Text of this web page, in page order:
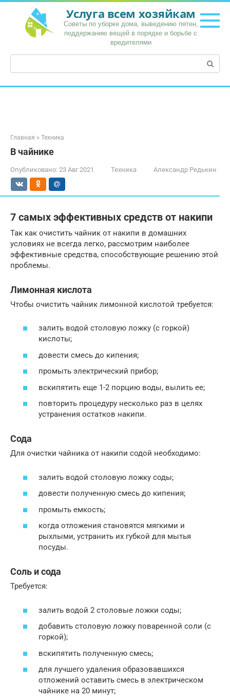
Перейти
контенту
Услуга всем хозяйкам
Советы по уборке дома, выведению пятен,
поддержанию вещей в порядке и борьбе с
вредителями
Поиск:
Главная » Техника
В чайнике
Опубликовано: 23 Авг 2021 Техника Александр Редькин
7 самых эффективных средств от накипи
Так как очистить чайник от накипи в домашних
условиях не всегда легко, рассмотрим наиболее
эффективные средства, способствующие решению этой
проблемы.
Лимонная кислота
Чтобы очистить чайник лимонной кислотой требуется:
залить водой столовую ложку (с горкой)
кислоты;
довести смесь до кипения;
промыть электрический прибор;
вскипятить еще 1-2 порцию воды, вылить ее;
повторить процедуру несколько раз в целях
устранения остатков накипи.
Сода
Для очистки чайника от накипи содой необходимо:
залить водой столовую ложку соды;
довести полученную смесь до кипения;
промыть емкость;
когда отложения становятся мягкими и
рыхлыми, устранить их губкой для мытья
посуды.
Соль и сода
Требуется:
залить водой 2 столовые ложки соды;
добавить столовую ложку поваренной соли (с
горкой);
вскипятить полученную смесь;
для лучшего удаления образовавшихся
отложений оставить смесь в электрическом
чайнике на 20 минут;